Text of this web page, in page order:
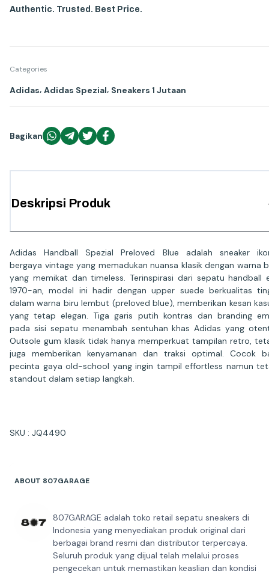
Authentic. Trusted. Best Price.
Categories
Adidas Adidas Spezial Sneakers 1 Jutaan
Bagikan
Deskripsi Produk
Adidas Handball Spezial Preloved Blue adalah sneaker
bergaya vintage yang memadukan nuansa klasik dengan warna
yang memikat dan timeless. Terinspirasi dari sepatu handball
1970-an, model ini hadir dengan upper suede berkualitas
dalam warna biru lembut (preloved blue), memberikan kesan
yang tetap elegan. Tiga garis putih kontras dan branding
pada sisi sepatu menambah sentuhan khas Adidas yang
Outsole gum klasik tidak hanya memperkuat tampilan retro,
juga memberikan kenyamanan dan traksi optimal. Cocok
pecinta gaya old-school yang ingin tampil effortless namun
standout dalam setiap langkah.
SKU : JQ4490
ABOUT 807GARAGE
807GARAGE adalah toko retail sepatu sneakers di
Indonesia yang menyediakan produk original dari
berbagai brand resmi dan distributor terpercaya.
Seluruh produk yang dijual telah melalui proses
pengecekan untuk memastikan keaslian dan kondisi